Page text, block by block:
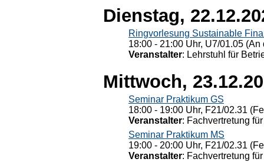
Dienstag,
Ringvorlesung Sustainable
18:00 - 21:00 Uhr, U7/01.05
Veranstalter: Lehrstuhl für
Mittwoch,
Seminar Praktikum GS
18:00 - 19:00 Uhr, F21/02.31
Veranstalter: Fachvertretung
Seminar Praktikum MS
19:00 - 20:00 Uhr, F21/02.31
Veranstalter: Fachvertretung